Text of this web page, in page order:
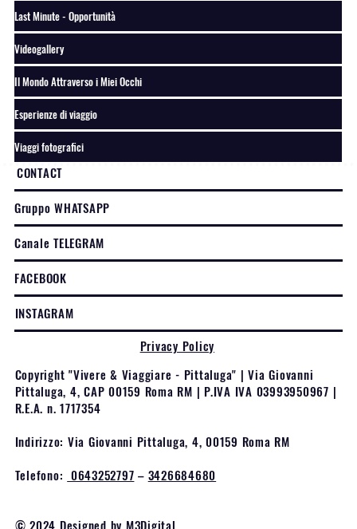
Last Minute - Opportunità
Videogallery
Il Mondo Attraverso i Miei Occhi
Esperienze di viaggio
Viaggi fotografici
CONTACT
Gruppo WHATSAPP
Canale TELEGRAM
FACEBOOK
INSTAGRAM
Privacy Policy
Copyright "Vivere & Viaggiare - Pittaluga" | Via Giovanni
Pittaluga, 4, CAP 00159 Roma RM | P.IVA IVA 03993950967 |
R.E.A. n. 1717354
Indirizzo: Via Giovanni Pittaluga, 4, 00159 Roma RM
Telefono: 0643252797 – 3426684680
© 2024 Designed by M3Digital